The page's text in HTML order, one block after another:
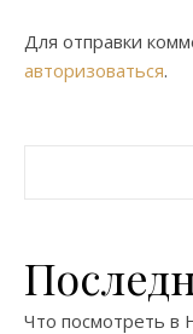
Для отправки
авторизоваться.
Что посмотреть в